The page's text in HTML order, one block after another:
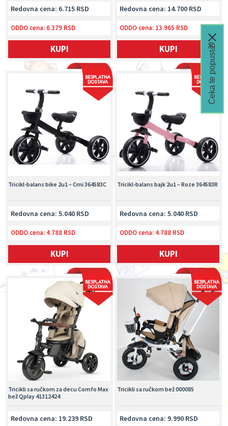
Redovna cena: 14.700 RSD
ODDO cena: 13.965 RSD
KUPI
Redovna cena: 6.715 RSD
ODDO cena: 6.379 RSD
KUPI
Tricikl-balans bajk 2u1 – Roze 364583R
Redovna cena: 5.040 RSD
ODDO cena: 4.788 RSD
KUPI
Tricikl-balans bike 2u1 – Crni 364583C
Redovna cena: 5.040 RSD
ODDO cena: 4.788 RSD
KUPI
Tricikli sa ručkom bež 000085
Redovna cena: 9.990 RSD
Tricikli sa ručkom za decu Comfo Max
bež Qplay 41312424
Redovna cena: 19.239 RSD
Čeka te popust🎁